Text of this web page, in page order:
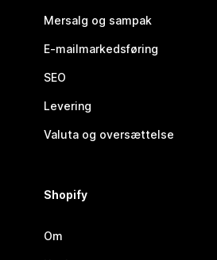
Mersalg og sampak
E-mailmarkedsføring
SEO
Levering
Valuta og oversættelse
Shopify
Om